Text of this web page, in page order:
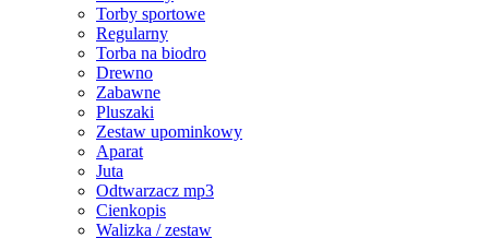
Torby sportowe
Regularny
Torba na biodro
Drewno
Zabawne
Pluszaki
Zestaw upominkowy
Aparat
Juta
Odtwarzacz mp3
Cienkopis
Walizka / zestaw